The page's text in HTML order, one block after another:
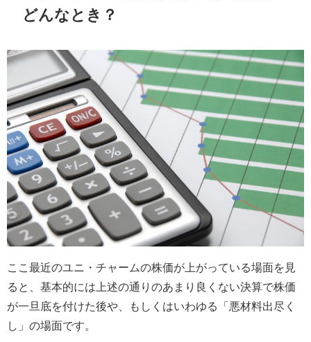
どんなとき？
ここ最近のユニ・チャームの株価が上がっている場面を見
ると、基本的には上述の通りのあまり良くない決算で株価
が一旦底を付けた後や、もしくはいわゆる「悪材料出尽く
し」の場面です。